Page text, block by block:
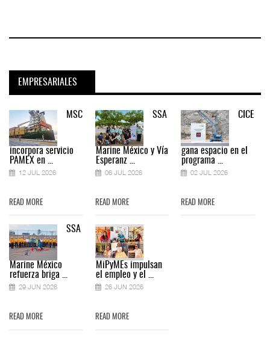
EMPRESARIALES
MSC
incorpora servicio
PAMEX en ...
12 JUL 2026
READ MORE
SSA
Marine México
refuerza briga ...
29 JUN 2026
READ MORE
SSA
Marine México y Vía
Esperanz ...
06 JUL 2026
READ MORE
MiPyMEs impulsan
el empleo y el ...
26 JUN 2026
READ MORE
CICE
gana espacio en el
programa ...
02 JUL 2026
READ MORE